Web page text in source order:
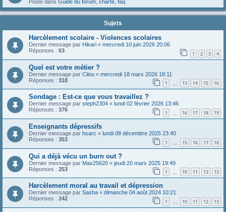
Posté dans Guide du forum, charte, faq
Sujets
Harcèlement scolaire - Violences scolaires
Dernier message par Hikari « mercredi 10 juin 2026 20:06
Réponses : 63 1 2 3 4
Quel est votre métier ?
Dernier message par Cilou « mercredi 18 mars 2026 18:11
Réponses : 318 1 13 14 15 16
Sondage : Est-ce que vous travaillez ?
Dernier message par steph2304 « lundi 02 février 2026 13:46
Réponses : 376 1 16 17 18 19
Enseignants dépressifs
Dernier message par hsarc « lundi 08 décembre 2025 23:40
Réponses : 353 1 … 15 16 17 18
Qui a déjà vécu un burn out ?
Dernier message par Max25620 « jeudi 20 mars 2025 19:49
Réponses : 253 1 10 11 12 13
Harcèlement moral au travail et dépression
Dernier message par Sasha « dimanche 04 août 2024 10:21
Réponses : 242 1 … 10 11 12 13